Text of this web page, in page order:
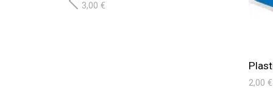
3,00 €
2,00 €